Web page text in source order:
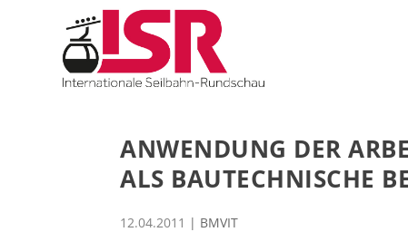
ANWENDUNG DER
ALS BAUTECHNISCHE
12.04.2011 | BMVIT